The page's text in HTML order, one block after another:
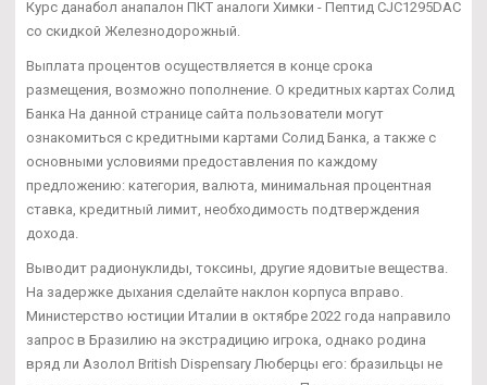
Курс данабол анапалон ПКТ аналоги Химки - Пептид CJC1295DAC
со скидкой Железнодорожный.
Выплата процентов осуществляется в конце срока
размещения, возможно пополнение. О кредитных картах Солид
Банка На данной странице сайта пользователи могут
ознакомиться с кредитными картами Солид Банка, а также с
основными условиями предоставления по каждому
предложению: категория, валюта, минимальная процентная
ставка, кредитный лимит, необходимость подтверждения
дохода.
Выводит радионуклиды, токсины, другие ядовитые вещества.
На задержке дыхания сделайте наклон корпуса вправо.
Министерство юстиции Италии в октябре 2022 года направило
запрос в Бразилию на экстрадицию игрока, однако родина
вряд ли Азолол British Dispensary Люберцы его: бразильцы не